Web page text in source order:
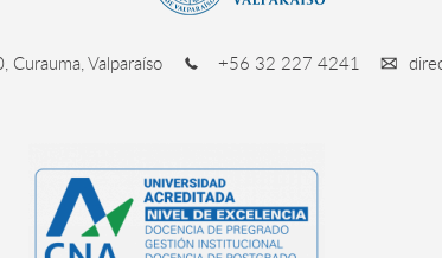
Valparaíso +56 32 227 4241